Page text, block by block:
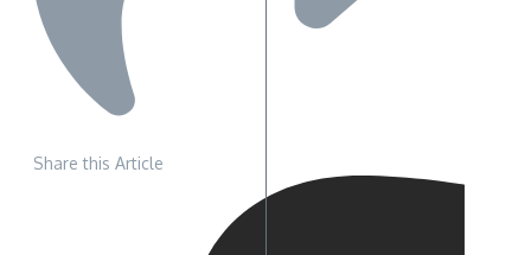
Share this Article